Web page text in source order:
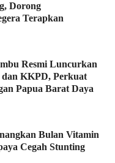
Dorong
Terapkan
Resmi Luncurkan
dan KKPD, Perkuat
Papua Barat Daya
Bulan Vitamin
Cegah Stunting